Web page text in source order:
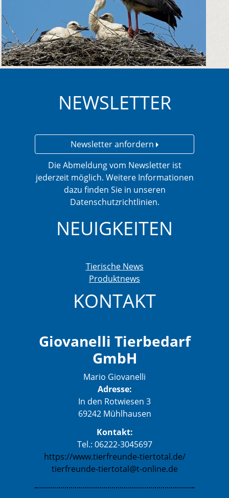
NEWSLETTER
Newsletter anfordern
Die Abmeldung vom Newsletter ist
jederzeit möglich. Weitere Informationen
dazu finden Sie in unseren
Datenschutzrichtlinien.
NEUIGKEITEN
Tierische News
Produktnews
KONTAKT
Giovanelli Tierbedarf
GmbH
Mario Giovanelli
Adresse:
In den Rotwiesen 3
69242 Mühlhausen
Kontakt:
Tel.: 06222-3045697
https://www.tierfreunde-tiertotal.de/
tierfreunde-tiertotal@t-online.de